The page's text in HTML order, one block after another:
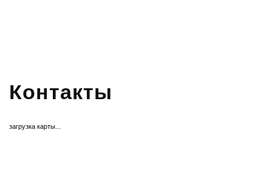
Контакты
загрузка карты...